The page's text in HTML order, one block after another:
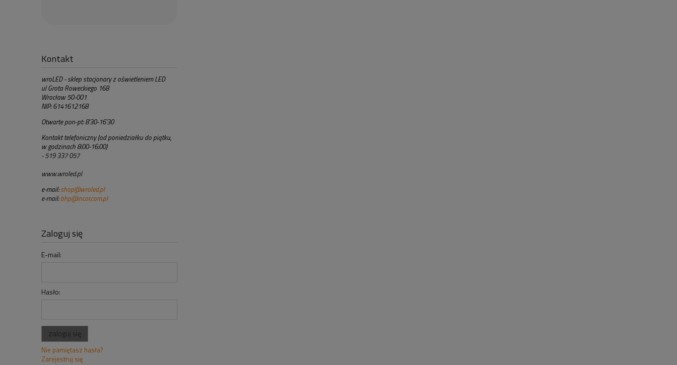
Kontakt
wroLED - sklep stacjonary z oświetleniem LED
ul Grota Roweckiego 168
Wrocław 50-001
NIP: 6141612168
Otwarte pon-pt: 8'30-16'30
Kontakt telefoniczny (od poniedziałku do piątku,
w godzinach 8:00-16:00)
- 519 337 057
www.wroled.pl
e-mail: shop@wroled.pl
e-mail:bhp@incor.com.pl
Zaloguj się
E-mail:
Hasło:
zaloguj się
Nie pamiętasz hasła?
Zarejestruj się